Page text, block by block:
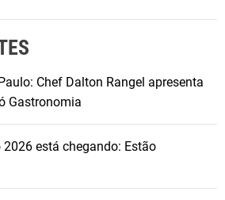
Chef Dalton Rangel apresenta
Gastronomia
está chegando: Estão